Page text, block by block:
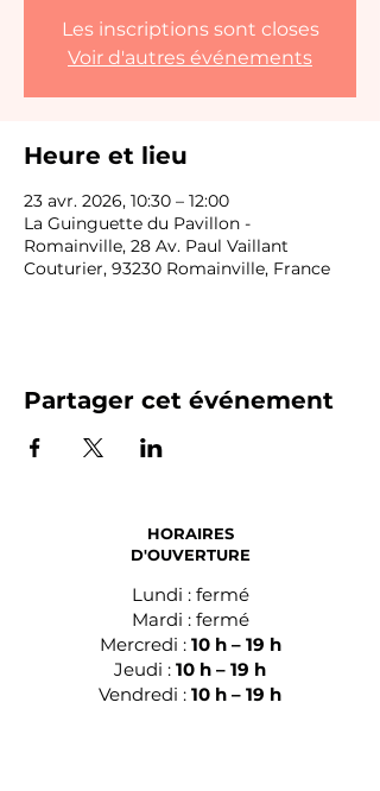
Les inscriptions sont closes
Voir d'autres événements
Heure et lieu
23 avr. 2026, 10:30 – 12:00
La Guinguette du Pavillon -
Romainville, 28 Av. Paul Vaillant
Couturier, 93230 Romainville, France
Partager cet événement
HORAIRES
D'OUVERTURE
Lundi : fermé
Mardi : fermé
Mercredi :10 h – 19 h
Jeudi : 10 h – 19 h
Vendredi : 10 h – 19 h